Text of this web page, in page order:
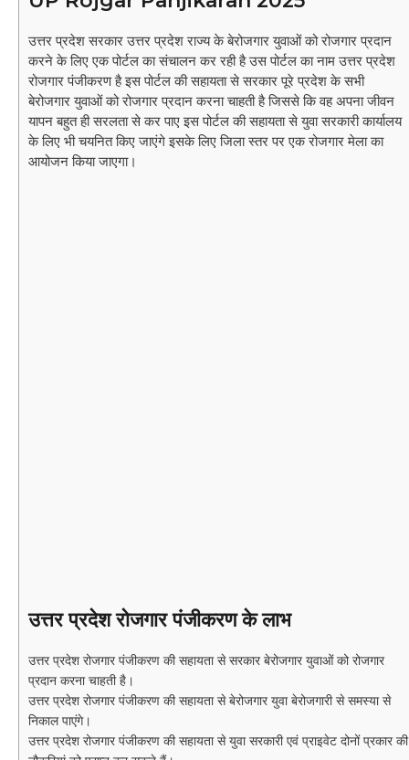
उत्तर प्रदेश सरकार उत्तर प्रदेश राज्य के बेरोजगार युवाओं को रोजगार प्रदान
करने के लिए एक पोर्टल का संचालन कर रही है उस पोर्टल का नाम उत्तर प्रदेश
रोजगार पंजीकरण है इस पोर्टल की सहायता से सरकार पूरे प्रदेश के सभी
बेरोजगार युवाओं को रोजगार प्रदान करना चाहती है जिससे कि वह अपना जीवन
यापन बहुत ही सरलता से कर पाए इस पोर्टल की सहायता से युवा सरकारी कार्यालय
के लिए भी चयनित किए जाएंगे इसके लिए जिला स्तर पर एक रोजगार मेला का
आयोजन किया जाएगा।
उत्तर प्रदेश रोजगार पंजीकरण के लाभ
उत्तर प्रदेश रोजगार पंजीकरण की सहायता से सरकार बेरोजगार युवाओं को रोजगार
प्रदान करना चाहती है।
उत्तर प्रदेश रोजगार पंजीकरण की सहायता से बेरोजगार युवा बेरोजगारी से समस्या से
निकाल पाएंगे।
उत्तर प्रदेश रोजगार पंजीकरण की सहायता से युवा सरकारी एवं प्राइवेट दोनों प्रकार की